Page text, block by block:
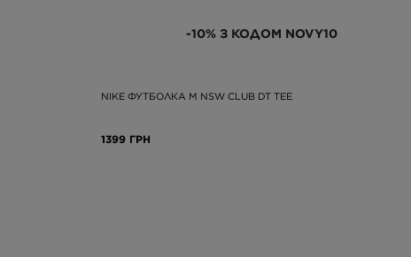
-10% З КОДОМ NOVY10
NIKE ФУТБОЛКА M NSW CLUB DT TEE
1399 ГРН